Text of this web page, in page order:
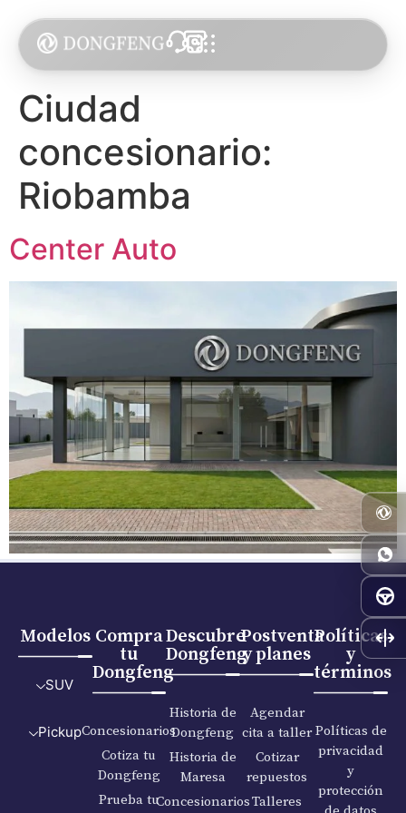
Ciudad
concesionario:
Riobamba
Center Auto
Modelos
SUV
Pickup
Compra
tu
Dongfeng
Concesionarios
Cotiza tu
Dongfeng
Prueba tu
Descubre
Dongfeng
Historia de
Dongfeng
Historia de
Maresa
Concesionarios
Postventa
y planes
Agendar
cita a taller
Cotizar
repuestos
Talleres
Políticas
y
términos
Políticas de
privacidad
y
protección